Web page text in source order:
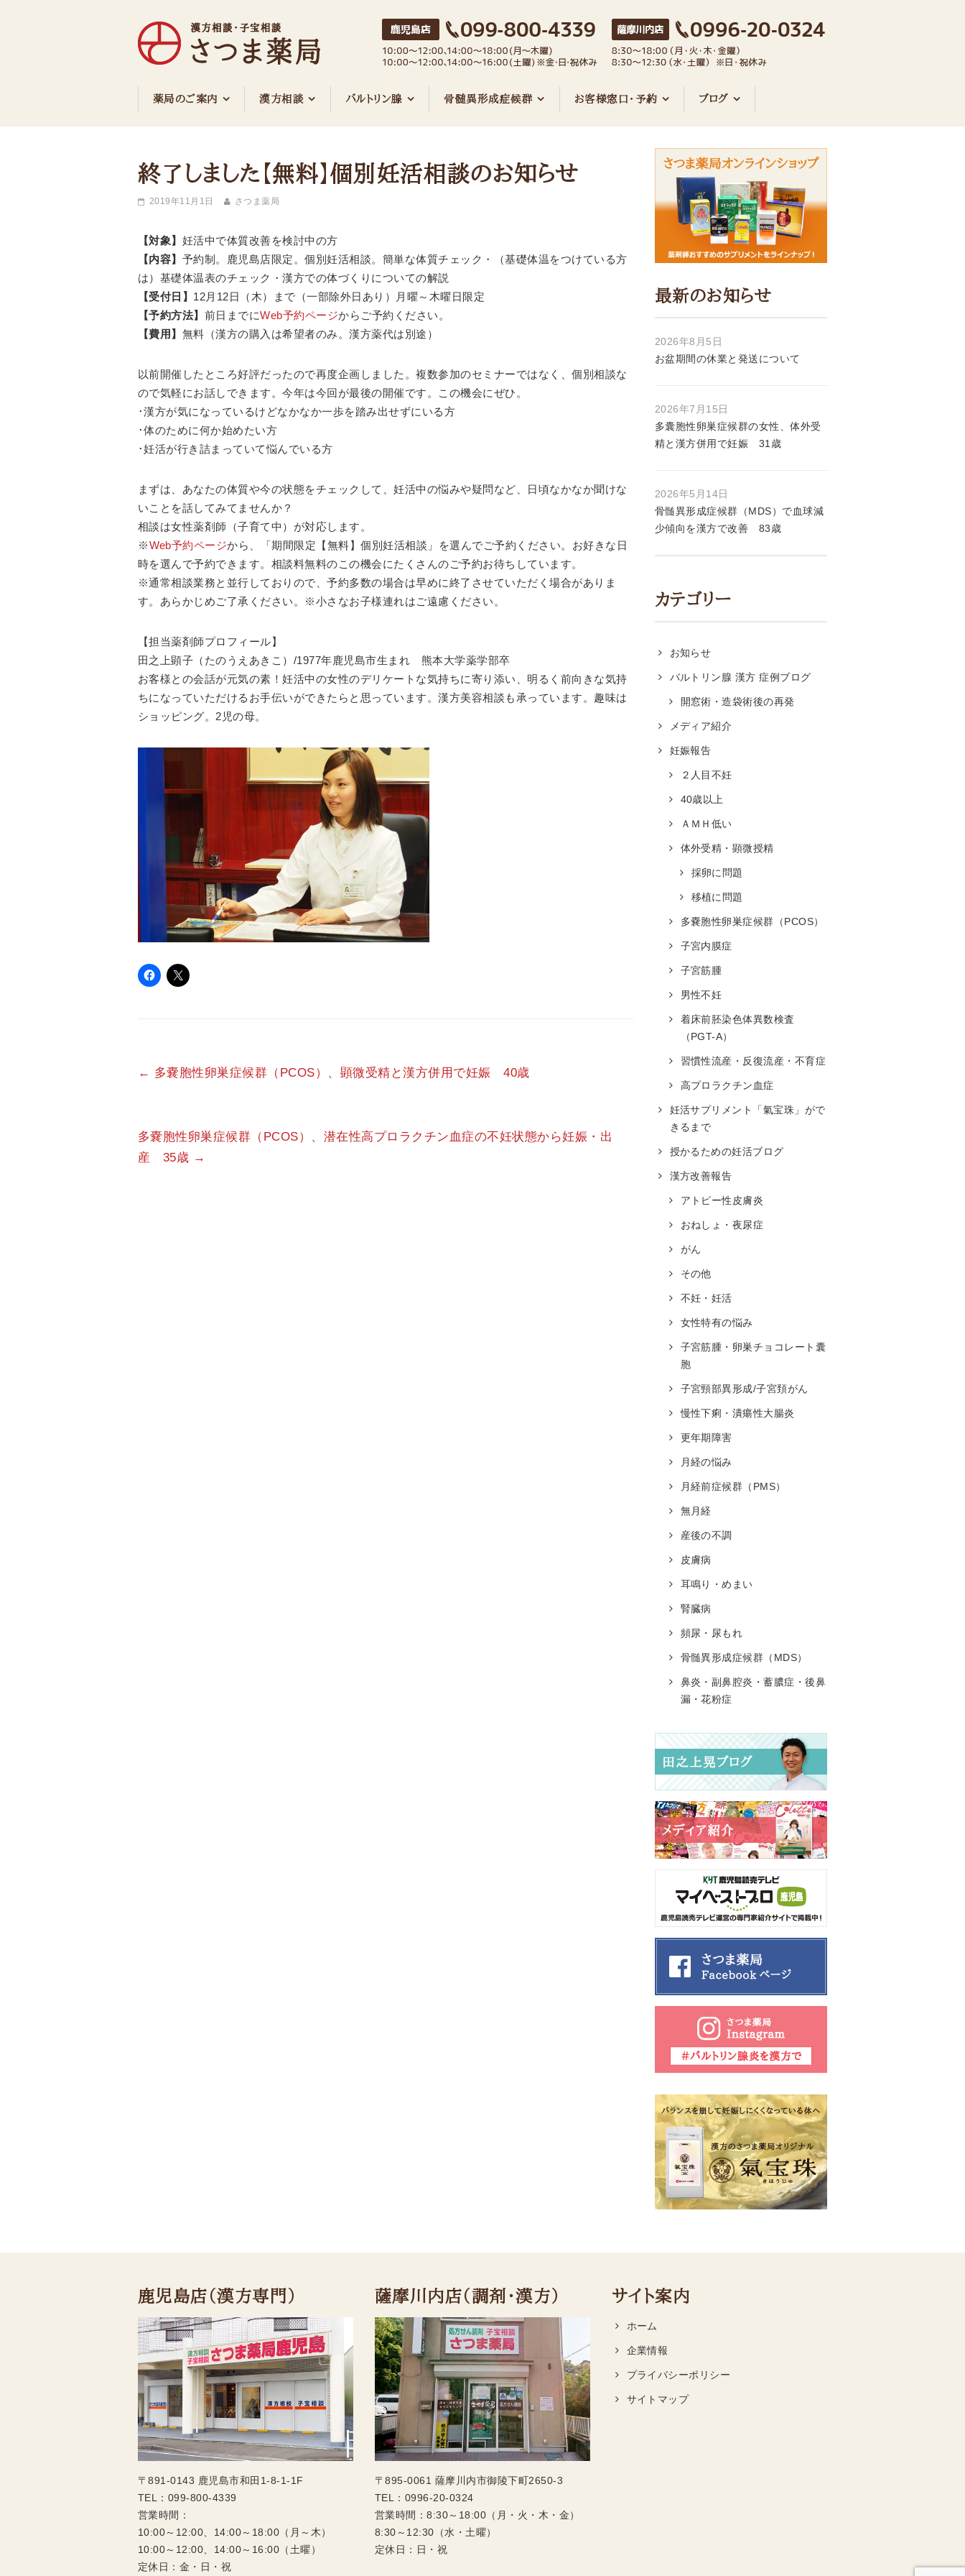
薬局のご案内 漢方相談 バルトリン腺 骨髄異形成症候群 お客様窓口・予約 ブログ
終了しました【無料】個別妊活相談のお知らせ
2019年11月1日 さつま薬局
【対象】 妊活中で体質改善を検討中の方
【内容】 予約制。鹿児島店限定。個別妊活相談。簡単な体質チェック・（基礎体温をつけている方
は）基礎体温表のチェック・漢方での体づくりについての解説
【受付日】 12月12日（木）まで（一部除外日あり）月曜～木曜日限定
【予約方法】 前日までにWeb予約ページからご予約ください。
【費用】 無料（漢方の購入は希望者のみ。漢方薬代は別途）
以前開催したところ好評だったので再度企画しました。複数参加のセミナーではなく、個別相談な
ので気軽にお話しできます。今年は今回が最後の開催です。この機会にぜひ。
･漢方が気になっているけどなかなか一歩を踏み出せずにいる方
･体のために何か始めたい方
･妊活が行き詰まっていて悩んでいる方
まずは、あなたの体質や今の状態をチェックして、妊活中の悩みや疑問など、日頃なかなか聞けな
いことを話してみてませんか？
相談は女性薬剤師（子育て中）が対応します。
※Web予約ページから、「期間限定【無料】個別妊活相談」を選んでご予約ください。お好きな日
時を選んで予約できます。相談料無料のこの機会にたくさんのご予約お待ちしています。
※通常相談業務と並行しておりので、予約多数の場合は早めに終了させていただく場合がありま
す。あらかじめご了承ください。※小さなお子様連れはご遠慮ください。
【担当薬剤師プロフィール】
田之上顕子（たのうえあきこ）/1977年鹿児島市生まれ 熊本大学薬学部卒
お客様との会話が元気の素！妊活中の女性のデリケートな気持ちに寄り添い、明るく前向きな気持
ちになっていただけるお手伝いができたらと思っています。漢方美容相談も承っています。趣味は
ショッピング。2児の母。
← 多嚢胞性卵巣症候群（PCOS）、顕微受精と漢方併用で妊娠 40歳
多嚢胞性卵巣症候群（PCOS）、潜在性高プロラクチン血症の不妊状態から妊娠・出
産 35歳 →
最新のお知らせ
2026年8月5日
お盆期間の休業と発送について
2026年7月15日
多囊胞性卵巣症候群の女性、体外受
精と漢方併用で妊娠 31歳
2026年5月14日
骨髄異形成症候群（MDS）で血球減
少傾向を漢方で改善 83歳
カテゴリー
お知らせ
バルトリン腺 漢方 症例ブログ
開窓術・造袋術後の再発
メディア紹介
妊娠報告
２人目不妊
40歳以上
ＡＭＨ低い
体外受精・顕微授精
採卵に問題
移植に問題
多嚢胞性卵巣症候群（PCOS）
子宮内膜症
子宮筋腫
男性不妊
着床前胚染色体異数検査
（PGT-A）
習慣性流産・反復流産・不育症
高プロラクチン血症
妊活サプリメント「氣宝珠」がで
きるまで
授かるための妊活ブログ
漢方改善報告
アトピー性皮膚炎
おねしょ・夜尿症
がん
その他
不妊・妊活
女性特有の悩み
子宮筋腫・卵巣チョコレート囊
胞
子宮頸部異形成/子宮頚がん
慢性下痢・潰瘍性大腸炎
更年期障害
月経の悩み
月経前症候群（PMS）
無月経
産後の不調
皮膚病
耳鳴り・めまい
腎臓病
頻尿・尿もれ
骨髄異形成症候群（MDS）
鼻炎・副鼻腔炎・蓄膿症・後鼻
漏・花粉症
鹿児島店（漢方専門）
〒891-0143 鹿児島市和田1-8-1-1F
TEL： 099-800-4339
営業時間：
10:00～12:00、14:00～18:00（月～木）
10:00～12:00、14:00～16:00（土曜）
定休日：金・日・祝
薩摩川内店（調剤・漢方）
〒895-0061 薩摩川内市御陵下町2650-3
TEL： 0996-20-0324
営業時間：8:30～18:00（月・火・木・金）
8:30～12:30（水・土曜）
定休日：日・祝
サイト案内
ホーム
企業情報
プライバシーポリシー
サイトマップ